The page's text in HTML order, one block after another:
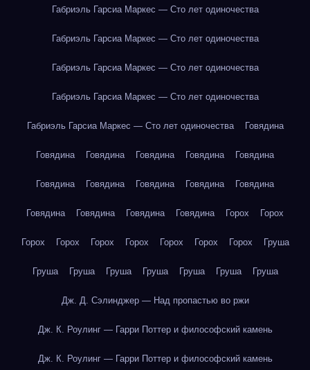
Габриэль Гарсиа Маркес — Сто лет одиночества
Габриэль Гарсиа Маркес — Сто лет одиночества
Габриэль Гарсиа Маркес — Сто лет одиночества
Габриэль Гарсиа Маркес — Сто лет одиночества
Габриэль Гарсиа Маркес — Сто лет одиночества Говядина
Говядина Говядина Говядина Говядина Говядина
Говядина Говядина Говядина Говядина Говядина
Говядина Говядина Говядина Говядина Горох Горох
Горох Горох Горох Горох Горох Горох Горох Груша
Груша Груша Груша Груша Груша Груша Груша
Дж. Д. Сэлинджер — Над пропастью во ржи
Дж. К. Роулинг — Гарри Поттер и философский камень
Дж. К. Роулинг — Гарри Поттер и философский камень